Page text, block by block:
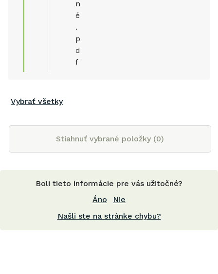
n
é
.
p
d
f
Vybrať všetky
Stiahnuť vybrané položky (0)
Boli tieto informácie pre vás užitočné?
Áno
Nie
Našli ste na stránke chybu?